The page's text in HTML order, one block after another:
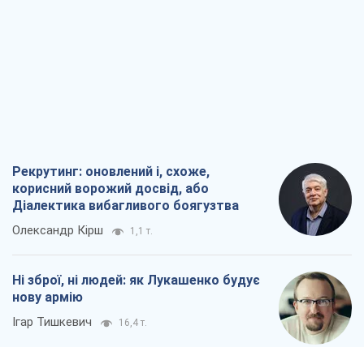
Рекрутинг: оновлений і, схоже,
корисний ворожий досвід, або
Діалектика вибагливого боягузтва
Олександр Кірш 1,1 т.
Ні зброї, ні людей: як Лукашенко будує
нову армію
Ігар Тишкевич 16,4 т.